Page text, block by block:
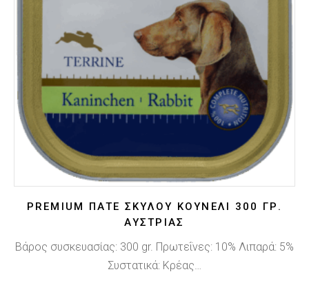
PREMIUM ΠΑΤΈ ΣΚΎΛΟΥ ΚΟΥΝΈΛΙ 300 ΓΡ.
ΑΥΣΤΡΊΑΣ
Βάρος συσκευασίας: 300 gr. Πρωτεΐνες: 10% Λιπαρά: 5%
Συστατικά: Κρέας…